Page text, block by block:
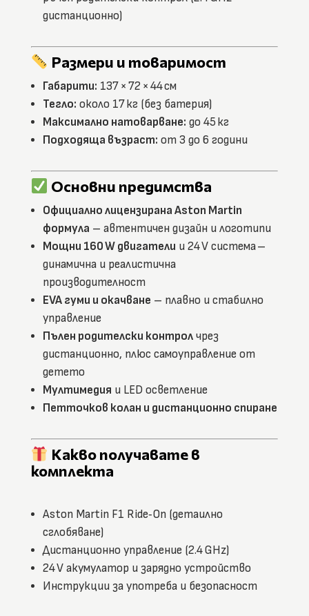
дистанционно)
Размери и товаримост
Габарити: 137 × 72 × 44 см
Тегло: около 17 кг (без батерия)
Максимално натоварване: до 45 кг
Подходяща възраст: от 3 до 6 години
Основни предимства
Официално лицензирана Aston Martin
формула – автентичен дизайн и логотипи
Мощни 160 W двигатели и 24 V система –
динамична и реалистична
производителност
EVA гуми и окачване – плавно и стабилно
управление
Пълен родителски контролчрез
дистанционно, плюс самоуправление от
детето
Мултимедия и LED осветление
Петточков колан и дистанционно спиране
Какво получавате в
комплекта
Aston Martin F1 Ride‑On (детаилно
сглобяване)
Дистанционно управление (2.4 GHz)
24 V акумулатор и зарядно устройство
Инструкции за употреба и безопасност